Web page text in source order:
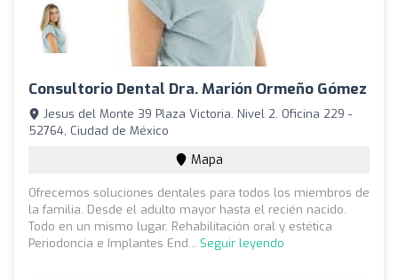
Consultorio Dental Dra. Marión Ormeño Gómez
Jesus del Monte 39 Plaza Victoria. Nivel 2. Oficina 229 -
52764, Ciudad de México
Mapa
Ofrecemos soluciones dentales para todos los miembros de
la familia. Desde el adulto mayor hasta el recién nacido.
Todo en un mismo lugar. Rehabilitación oral y estética
Periodoncia e Implantes End... Seguir leyendo